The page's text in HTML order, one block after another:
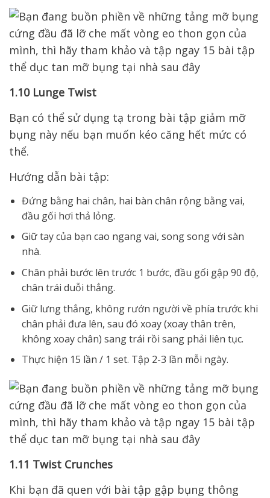
1.10 Lunge Twist
Bạn có thể sử dụng tạ trong bài tập giảm mỡ
bụng này nếu bạn muốn kéo căng hết mức có
thể.
Hướng dẫn bài tập:
Đứng bằng hai chân, hai bàn chân rộng bằng vai,
đầu gối hơi thả lỏng.
Giữ tay của bạn cao ngang vai, song song với sàn
nhà.
Chân phải bước lên trước 1 bước, đầu gối gập 90 độ,
chân trái duỗi thẳng.
Giữ lưng thẳng, không rướn người về phía trước khi
chân phải đưa lên, sau đó xoay (xoay thân trên,
không xoay chân) sang trái rồi sang phải liên tục.
Thực hiện 15 lần / 1 set. Tập 2-3 lần mỗi ngày.
1.11 Twist Crunches
Khi bạn đã quen với bài tập gập bụng thông